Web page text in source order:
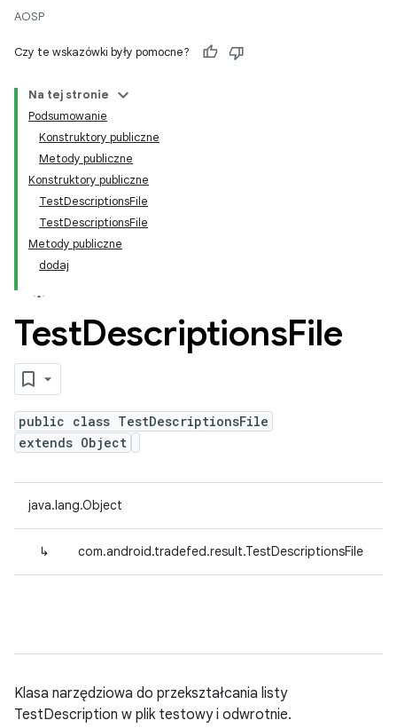
AOSP
Czy te wskazówki były pomocne?
Na tej stronie
Podsumowanie
Konstruktory publiczne
Metody publiczne
Konstruktory publiczne
TestDescriptionsFile
TestDescriptionsFile
Metody publiczne
dodaj
TestDescriptionsFile
public class TestDescriptionsFile
extends Object
java.lang.Object
↳ com.android.tradefed.result.TestDescriptionsFile
Klasa narzędziowa do przekształcania listy
TestDescription w plik testowy i odwrotnie.